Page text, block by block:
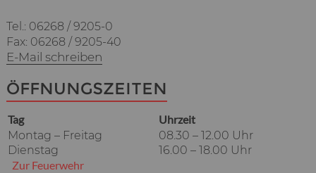
Tel.: 06268 / 9205-0
Fax: 06268 / 9205-40
E-Mail schreiben
ÖFFNUNGSZEITEN
Tag
Uhrzeit
Montag – Freitag
08.30 – 12.00 Uhr
Dienstag
16.00 – 18.00 Uhr
Zur Feuerwehr